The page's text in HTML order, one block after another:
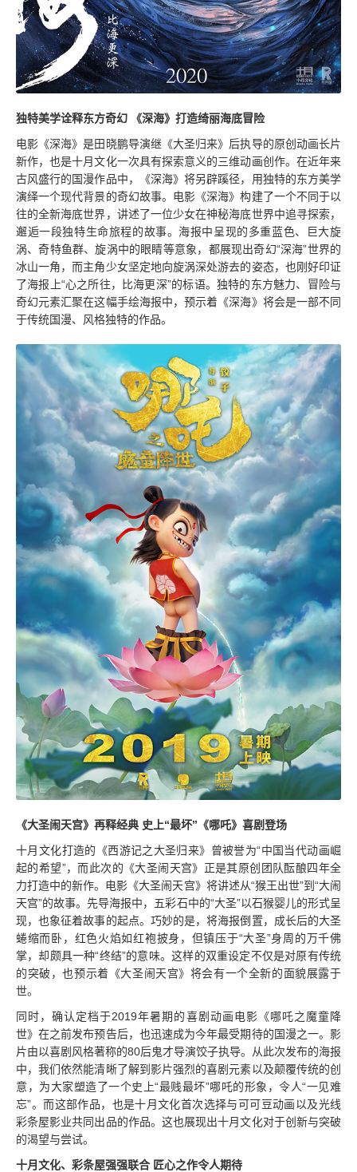
独特美学诠释东方奇幻 《深海》打造绮丽海底冒险
电影《深海》是田晓鹏导演继《大圣归来》后执导的原创动画长片
新作，也是十月文化一次具有探索意义的三维动画创作。在近年来
古风盛行的国漫作品中，《深海》将另辟蹊径，用独特的东方美学
演绎一个现代背景的奇幻故事。电影《深海》构建了一个不同于以
往的全新海底世界，讲述了一位少女在神秘海底世界中追寻探索，
邂逅一段独特生命旅程的故事。海报中呈现的多重蓝色、巨大旋
涡、奇特鱼群、旋涡中的眼睛等意象，都展现出奇幻“深海”世界的
冰山一角，而主角少女坚定地向旋涡深处游去的姿态，也刚好印证
了海报上“心之所往，比海更深”的标语。独特的东方魅力、冒险与
奇幻元素汇聚在这幅手绘海报中，预示着《深海》将会是一部不同
于传统国漫、风格独特的作品。
《大圣闹天宫》再释经典 史上“最坏”《哪吒》喜剧登场
十月文化打造的《西游记之大圣归来》曾被誉为“中国当代动画崛
起的希望”，而此次的《大圣闹天宫》正是其原创团队酝酿四年全
力打造中的新作。电影《大圣闹天宫》将讲述从“猴王出世”到“大闹
天宫”的故事。先导海报中，五彩石中的“大圣”以石猴婴儿的形式呈
现，也象征着故事的起点。巧妙的是，将海报倒置，成长后的大圣
蜷缩而卧，红色火焰如红袍披身，但镇压于“大圣”身周的万千佛
掌，却颇具一种“终结”的意味。这样的双重设定不仅是对原有传统
的突破，也预示着《大圣闹天宫》将会有一个全新的面貌展露于
世。
同时，确认定档于2019年暑期的喜剧动画电影《哪吒之魔童降
世》在之前发布预告后，也迅速成为今年最受期待的国漫之一。影
片由以喜剧风格著称的80后鬼才导演饺子执导。从此次发布的海报
中，我们依然能清晰了解到影片强烈的喜剧元素以及颠覆传统的创
意，为大家塑造了一个史上“最贱最坏”哪吒的形象，令人“一见难
忘”。而这部作品，也是十月文化首次选择与可可豆动画以及光线
彩条屋影业共同出品的作品。这也展现出十月文化对于创新与突破
的渴望与尝试。
十月文化、彩条屋强强联合 匠心之作令人期待